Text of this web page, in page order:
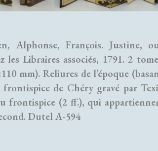
Alphonse, François. Justine,
les Libraires associés, 1791. 2
mm). Reliures de l’époque
de Chéry gravé par
frontispice (2 ff.), qui
Dutel A-594